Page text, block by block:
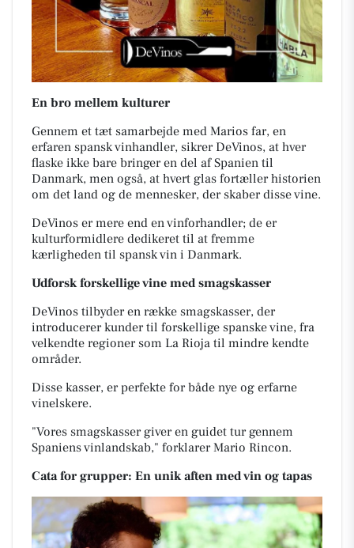
En bro mellem kulturer
Gennem et tæt samarbejde med Marios far, en
erfaren spansk vinhandler, sikrer DeVinos, at hver
flaske ikke bare bringer en del af Spanien til
Danmark, men også, at hvert glas fortæller historien
om det land og de mennesker, der skaber disse vine.
DeVinos er mere end en vinforhandler; de er
kulturformidlere dedikeret til at fremme
kærligheden til spansk vin i Danmark.
Udforsk forskellige vine med smagskasser
DeVinos tilbyder en række smagskasser, der
introducerer kunder til forskellige spanske vine, fra
velkendte regioner som La Rioja til mindre kendte
områder.
Disse kasser, er perfekte for både nye og erfarne
vinelskere.
"Vores smagskasser giver en guidet tur gennem
Spaniens vinlandskab," forklarer Mario Rincon.
Cata for grupper: En unik aften med vin og tapas